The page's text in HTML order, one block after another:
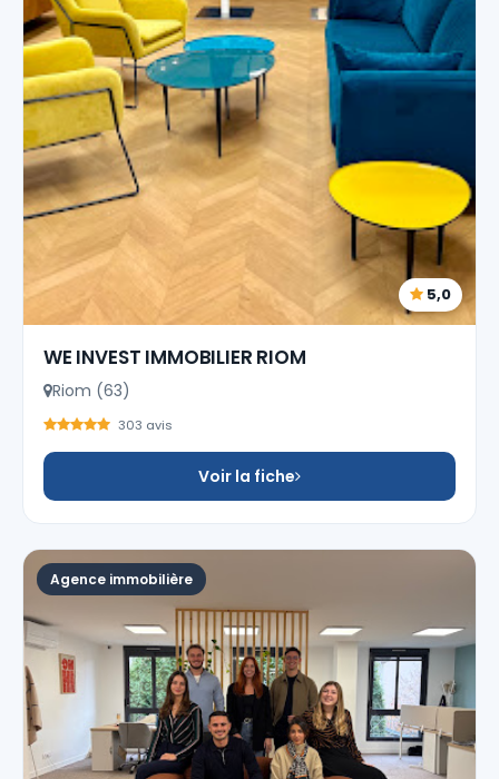
5,0
WE INVEST IMMOBILIER RIOM
Riom (63)
303 avis
Voir la fiche
Agence immobilière